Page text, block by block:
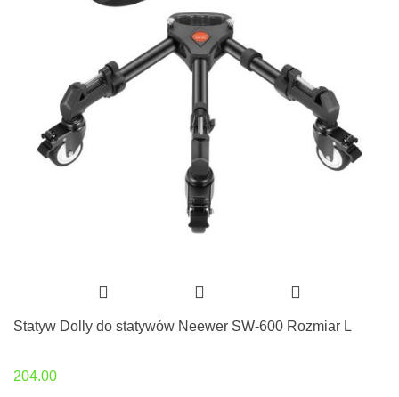
Statyw Dolly do statywów Neewer SW-600 Rozmiar L
204.00